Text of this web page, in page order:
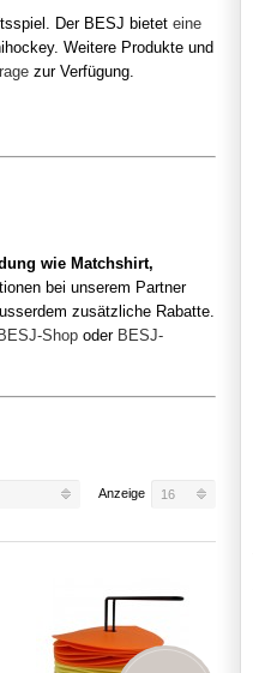
Der BESJ bietet eine
Weitere Produkte und
zur Verfügung.
wie Matchshirt,
bei unserem Partner
zusätzliche Rabatte.
BESJ-Shop oder BESJ-
Anzeige 16